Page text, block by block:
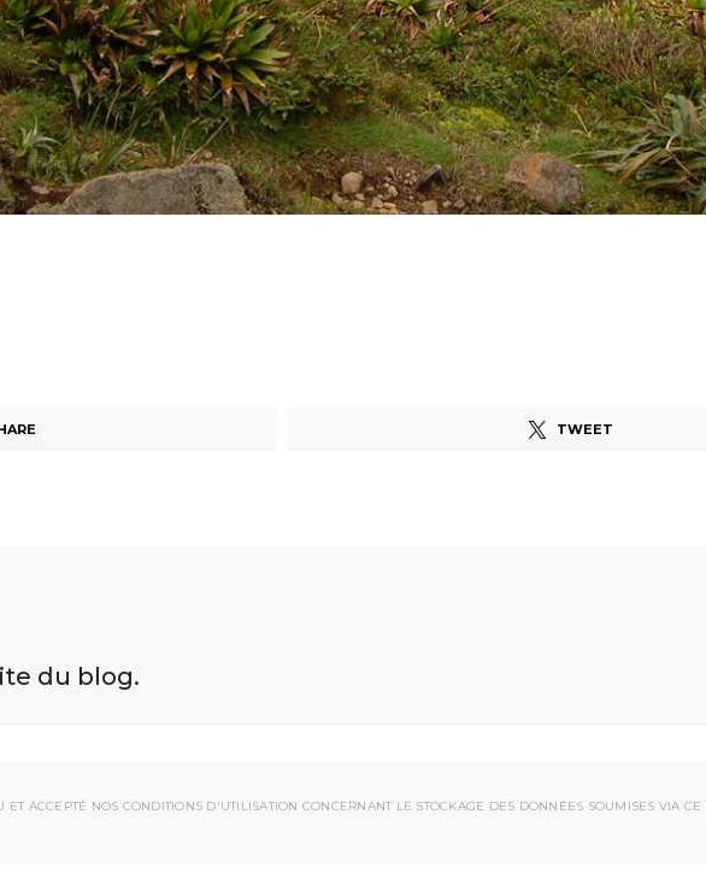
TWEET
du blog.
ACCEPTÉ NOS CONDITIONS D'UTILISATION CONCERNANT LE STOCKAGE DES DONNÉES SOUMISES VIA